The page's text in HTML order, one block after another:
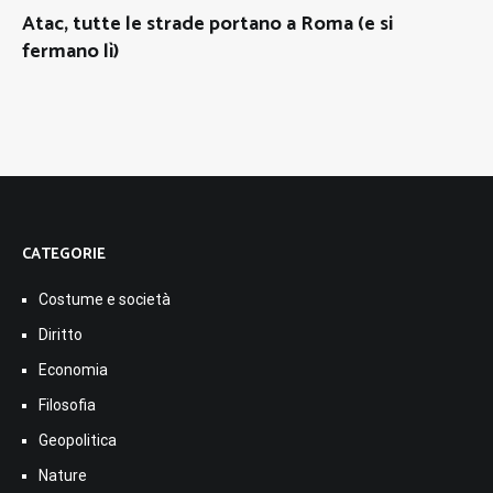
Atac, tutte le strade portano a Roma (e si
fermano lì)
CATEGORIE
Costume e società
Diritto
Economia
Filosofia
Geopolitica
Nature